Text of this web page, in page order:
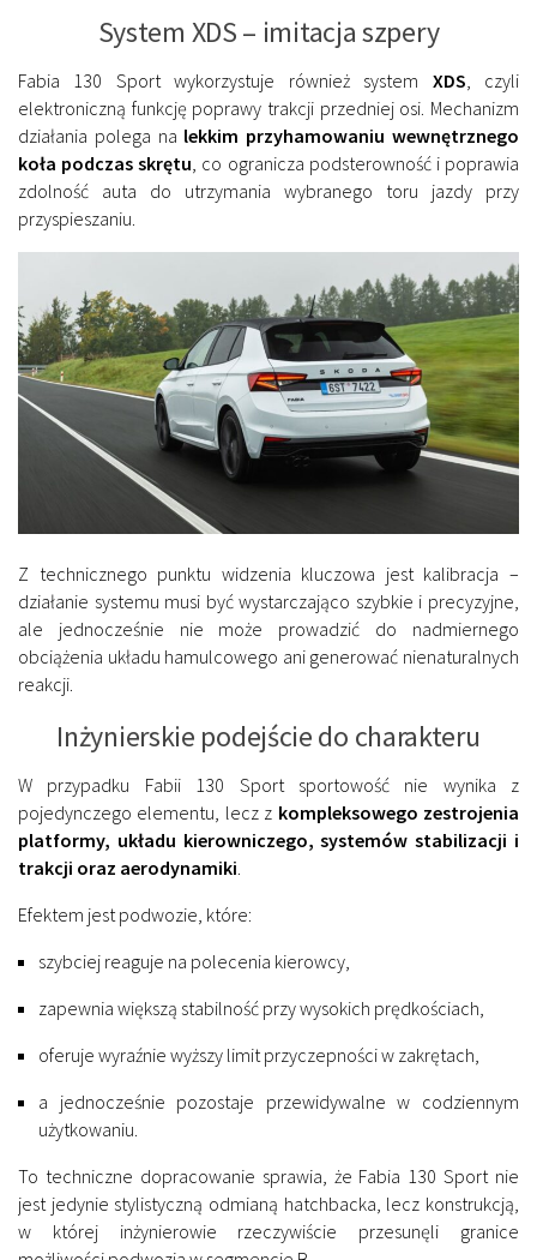
System XDS – imitacja szpery
Fabia 130 Sport wykorzystuje również system XDS , czyli
elektroniczną funkcję poprawy trakcji przedniej osi. Mechanizm
działania polega na lekkim przyhamowaniu wewnętrznego
koła podczas skrętu , co ogranicza podsterowność i poprawia
zdolność auta do utrzymania wybranego toru jazdy przy
przyspieszaniu.
Z technicznego punktu widzenia kluczowa jest kalibracja –
działanie systemu musi być wystarczająco szybkie i precyzyjne,
ale jednocześnie nie może prowadzić do nadmiernego
obciążenia układu hamulcowego ani generować nienaturalnych
reakcji.
Inżynierskie podejście do charakteru
W przypadku Fabii 130 Sport sportowość nie wynika z
pojedynczego elementu, lecz z kompleksowego zestrojenia
platformy, układu kierowniczego, systemów stabilizacji i
trakcji oraz aerodynamiki.
Efektem jest podwozie, które:
szybciej reaguje na polecenia kierowcy,
zapewnia większą stabilność przy wysokich prędkościach,
oferuje wyraźnie wyższy limit przyczepności w zakrętach,
a jednocześnie pozostaje przewidywalne w codziennym
użytkowaniu.
To techniczne dopracowanie sprawia, że Fabia 130 Sport nie
jest jedynie stylistyczną odmianą hatchbacka, lecz konstrukcją,
w której inżynierowie rzeczywiście przesunęli granice